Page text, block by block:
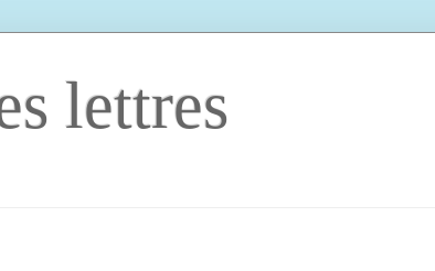
lettres